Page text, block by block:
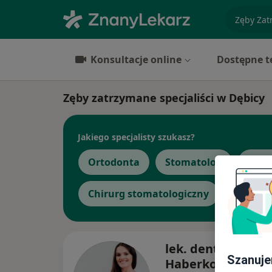
Konsultacje online Dostępne
Zęby zatrzymane specjaliści w Dębicy
Jakiego specjalisty szukasz?
Ortodonta Stomatolog
Chirurg stomatologiczny
lek. dent. Anna
Haberko